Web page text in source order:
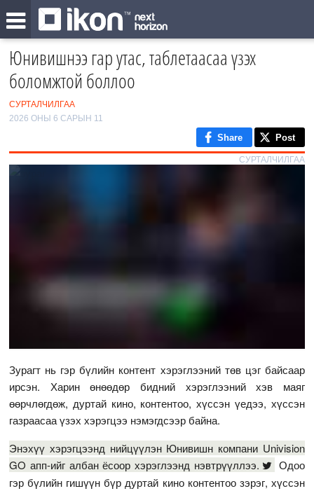
Юнивишнээ гар утас, таблетаасаа үзэх
боломжтой боллоо
СУРТАЛЧИЛГАА
2026 ОНЫ 6 САРЫН 11
Share Post
СУРТАЛЧИЛГАА
Зурагт нь гэр бүлийн контент хэрэглээний төв цэг байсаар
ирсэн. Харин өнөөдөр бидний хэрэглээний хэв маяг
өөрчлөгдөж, дуртай кино, контентоо, хүссэн үедээ, хүссэн
газраасаа үзэх хэрэгцээ нэмэгдсээр байна.
Энэхүү хэрэгцээнд нийцүүлэн Юнивишн компани Univision
GO апп-ийг албан ёсоор хэрэглээнд нэвтрүүллээ.
Одоо
гэр бүлийн гишүүн бүр дуртай кино контентоо зэрэг, хүссэн